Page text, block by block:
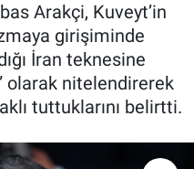
Arakçi, Kuveyt’in
girişiminde
İran teknesine
olarak nitelendirerek
tuttuklarını belirtti.